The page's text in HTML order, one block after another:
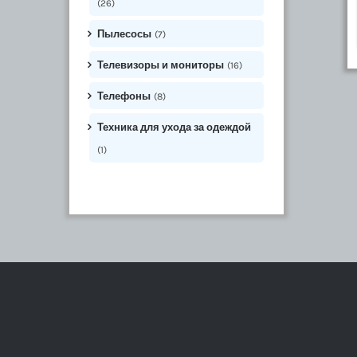
(26)
Пылесосы (7)
Телевизоры и мониторы (16)
Телефоны (8)
Техника для ухода за одеждой
(1)